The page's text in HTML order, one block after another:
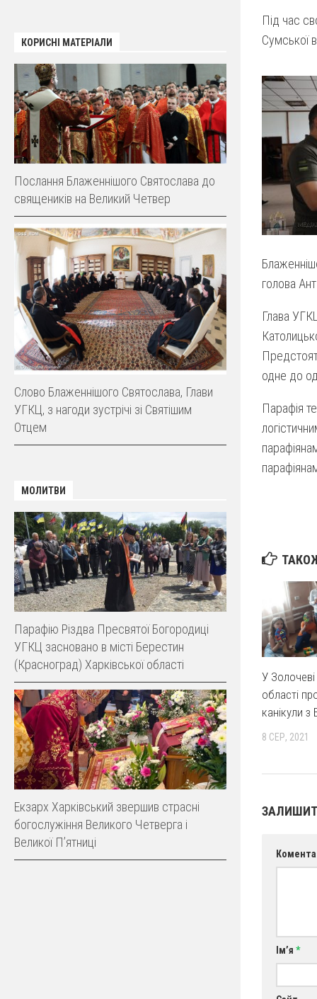
Під час
Сумської
голова
Глава
одне до
Парафія
У Золочеві
області
канікули з
8 СЕР, 2021
Ім’я *
КОРИСНІ МАТЕРІАЛИ
Послання Блаженнішого Cвятослава до
священиків на Великий Четвер
Слово Блаженнішого Святослава, Глави
УГКЦ, з нагоди зустрічі зі Святішим
Отцем
МОЛИТВИ
Парафію Різдва Пресвятої Богородиці
УГКЦ засновано в місті Берестин
(Красноград) Харківської області
Екзарх Харківський звершив страсні
богослужіння Великого Четверга і
Великої Пʼятниці